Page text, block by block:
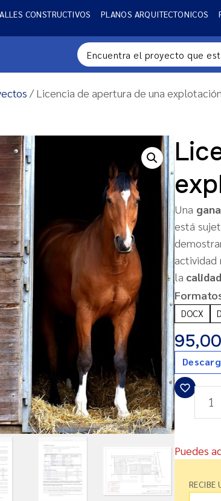
CONSTRUCTIVOS PLANOS ARQUITECTONICOS
/ Licencia de apertura de una
Una
está
actividad
la
DOCX
95,00
Puedes
RECIBE